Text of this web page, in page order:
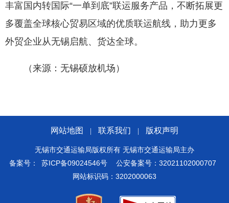
丰富国内转国际“一单到底”联运服务产品，不断拓展更
多覆盖全球核心贸易区域的优质联运航线，助力更多
外贸企业从无锡启航、货达全球。
（来源：无锡硕放机场）
网站地图 联系我们 版权声明
无锡市交通运输局版权所有 无锡市交通运输局主办
备案号：
苏ICP备09024546号
公安备案号：32021102000707
网站标识码：3202000063